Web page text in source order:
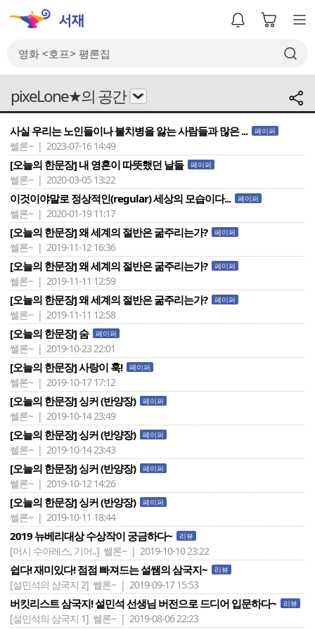
pixeLone★의 공간
사실 우리는 노인들이나 불치병을 앓는 사람들과 많은 ... 페이퍼
쎌론~ | 2023-07-16 14:49
[오늘의 한문장] 내 영혼이 따뜻했던 날들 페이퍼
쎌론~ | 2020-03-05 13:22
이것이야말로 정상적인(regular) 세상의 모습이다... 페이퍼
쎌론~ | 2020-01-19 11:17
[오늘의 한문장] 왜 세계의 절반은 굶주리는가? 페이퍼
쎌론~ | 2019-11-12 16:36
[오늘의 한문장] 왜 세계의 절반은 굶주리는가? 페이퍼
쎌론~ | 2019-11-11 12:59
[오늘의 한문장] 왜 세계의 절반은 굶주리는가? 페이퍼
쎌론~ | 2019-11-11 12:58
[오늘의 한문장] 숨 페이퍼
쎌론~ | 2019-10-23 22:01
[오늘의 한문장] 사랑이 훅! 페이퍼
쎌론~ | 2019-10-17 17:12
[오늘의 한문장] 싱커 (반양장) 페이퍼
쎌론~ | 2019-10-14 23:49
[오늘의 한문장] 싱커 (반양장) 페이퍼
쎌론~ | 2019-10-14 23:43
[오늘의 한문장] 싱커 (반양장) 페이퍼
쎌론~ | 2019-10-12 14:26
[오늘의 한문장] 싱커 (반양장) 페이퍼
쎌론~ | 2019-10-11 18:44
2019 뉴베리대상 수상작이 궁금하다~ 리뷰
[머시 수아레스, 기어..] 쎌론~ | 2019-10-10 23:22
쉽다! 재미있다! 점점 빠져드는 설쌤의 삼국지~ 리뷰
[설민석의 삼국지 2] 쎌론~ | 2019-09-17 15:53
버킷리스트 삼국지! 설민석 선생님 버전으로 드디어 입문하다~ 리뷰
[설민석의 삼국지 1] 쎌론~ | 2019-08-06 22:23